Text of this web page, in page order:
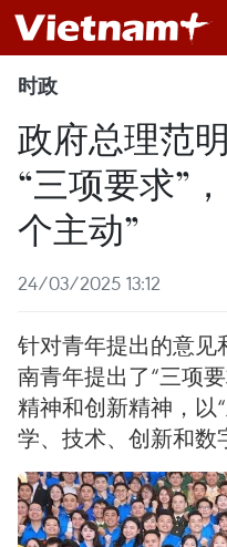
时政
政府总理范
“三项要求”
个主动”
24/03/2025 13:12
针对青年提出的意见
南青年提出了“三项
精神和创新精神，以
学、技术、创新和数